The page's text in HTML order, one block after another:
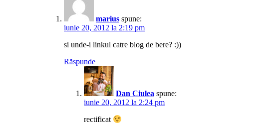
marius spune:
iunie 20, 2012 la 2:19 pm
si unde-i linkul catre blog de bere? :))
Răspunde
Dan Ciulea spune:
iunie 20, 2012 la 2:24 pm
rectificat